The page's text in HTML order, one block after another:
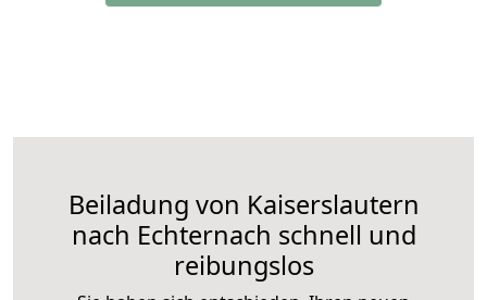
Beiladung von Kaiserslautern
nach Echternach schnell und
reibungslos